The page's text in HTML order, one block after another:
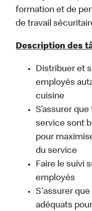
formation et de
de travail
Description des
Distribuer et
employés
cuisine
S’assurer
service sont
pour
du service
Faire le suivi
employés
S'assurer
adéquats